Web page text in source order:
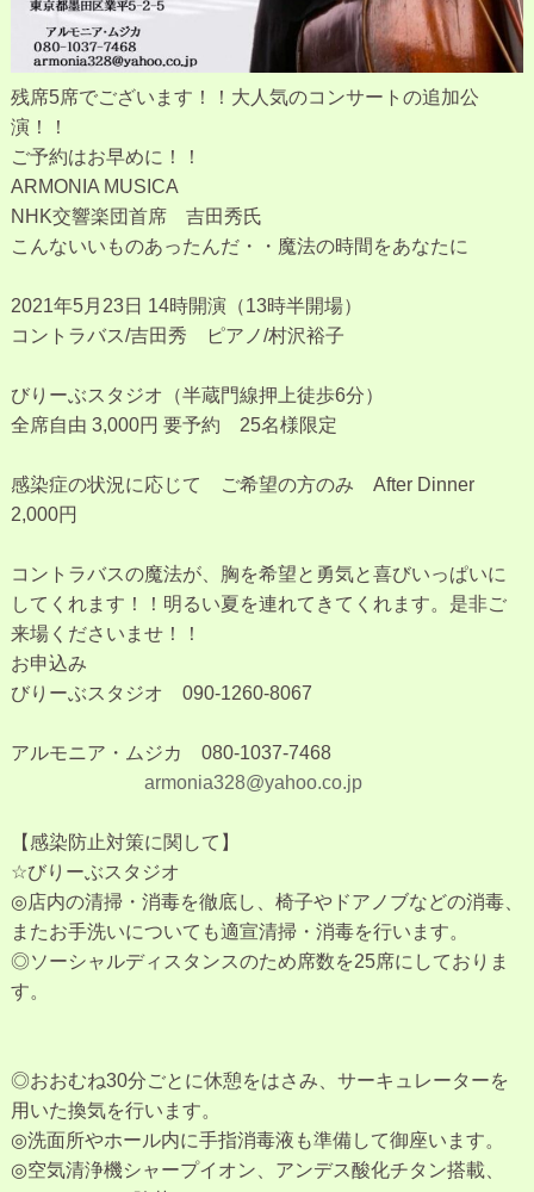
残席5席でございます！！大人気のコンサートの追加公
演！！
ご予約はお早めに！！
ARMONIA MUSICA
NHK交響楽団首席 吉田秀氏
こんないいものあったんだ・・魔法の時間をあなたに
2021年5月23日 14時開演（13時半開場）
コントラバス/吉田秀 ピアノ/村沢裕子
びりーぶスタジオ（半蔵門線押上徒歩6分）
全席自由 3,000円 要予約 25名様限定
感染症の状況に応じて ご希望の方のみ After Dinner
2,000円
コントラバスの魔法が、胸を希望と勇気と喜びいっぱいに
してくれます！！明るい夏を連れてきてくれます。是非ご
来場くださいませ！！
お申込み
びりーぶスタジオ 090-1260-8067
アルモニア・ムジカ 080-1037-7468
armonia328@yahoo.co.jp
【感染防止対策に関して】
☆びりーぶスタジオ
◎店内の清掃・消毒を徹底し、椅子やドアノブなどの消毒、
またお手洗いについても適宣清掃・消毒を行います。
◎ソーシャルディスタンスのため席数を25席にしておりま
す。
◎おおむね30分ごとに休憩をはさみ、サーキュレーターを
用いた換気を行います。
◎洗面所やホール内に手指消毒液も準備して御座います。
◎空気清浄機シャープイオン、アンデス酸化チタン搭載、